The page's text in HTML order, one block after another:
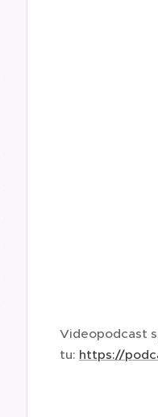
Videopodcast
tu: https://